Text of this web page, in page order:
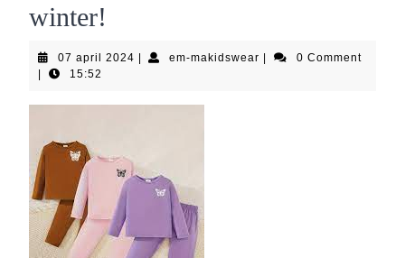
winter!
07 april 2024 07
em-makidswear em-
0 Comment
15:52